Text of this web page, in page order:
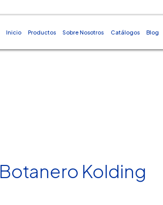
Inicio Productos Sobre Nosotros Catálogos Blog
Botanero Kolding